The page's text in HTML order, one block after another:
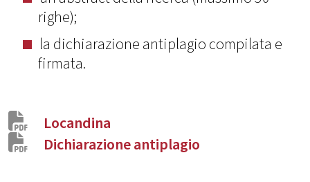
righe);
la dichiarazione antiplagio compilata e
firmata.
Locandina
Dichiarazione antiplagio